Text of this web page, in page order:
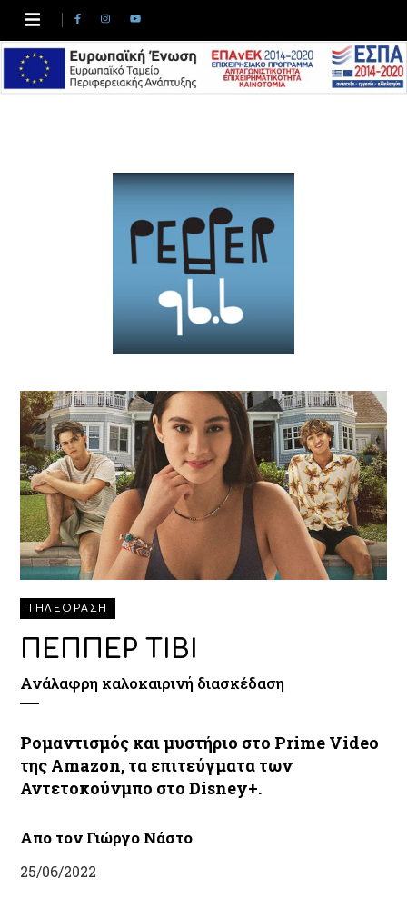
ΤΗΛΕΟΡΑΣΗ
ΠΕΠΠΕΡ ΤΙΒΙ
Ανάλαφρη καλοκαιρινή διασκέδαση
Ρομαντισμός και μυστήριο στο Prime Video
της Amazon, τα επιτεύγματα των
Αντετοκούνμπο στο Disney+.
Απο τον Γιώργο Νάστο
25/06/2022